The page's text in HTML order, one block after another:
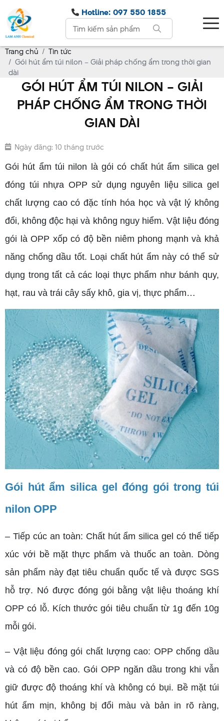
Hotline: 097 550 1855
Trang chủ
Tin tức
Gói hút ẩm túi nilon – Giải pháp chống ẩm trong thời gian
dài
GÓI HÚT ẨM TÚI NILON – GIẢI
PHÁP CHỐNG ẨM TRONG THỜI
GIAN DÀI
Ngày đăng: 10 tháng trước
Gói hút ẩm túi nilon là gói có chất hút ẩm silica gel
đóng túi nhựa OPP sử dụng nguyên liệu silica gel
chất lượng cao có đặc tính hóa học và vật lý không
đổi, không độc hại và không nguy hiểm. Vật liệu đóng
gói là OPP xốp có độ bền niêm phong mạnh và khả
năng chống dầu tốt. Loại chất hút ẩm này có thể sử
dụng trong tất cả các loại thực phẩm như bánh quy,
hạt, rau và trái cây sấy khô, gia vị, thực phẩm…
Gói hút ẩm silica gel đóng gói trong túi
nilon OPP
– Tiếp cúc an toàn: Chất hút ẩm silica gel có thể tiếp
xúc với bề mặt thực phẩm và thuốc an toàn. Dòng
sản phẩm này đạt tiêu chuẩn quốc tế và được SGS
hỗ trợ. Nó được đóng gói bằng vật liệu thoáng khí
OPP có lỗ. Kích thước gói tiêu chuẩn từ 1g đến 10g
mỗi gói.
– Vật liệu đóng gói chất lượng cao: OPP chống dầu
và có độ bền cao. Gói OPP ngăn dầu trong khi vẫn
giữ được độ thoáng khí và không có bụi. Bề mặt túi
hút ẩm mịn, không bị đổi màu và bản in rõ ràng,